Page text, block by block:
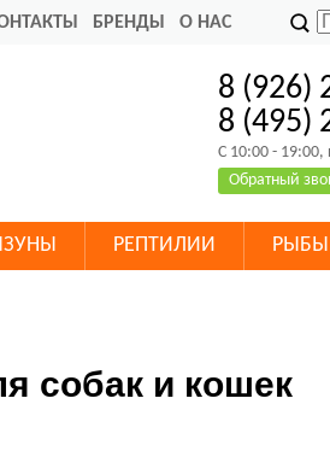
БРЕНДЫ О НАС
8 (926)
8 (495)
C 10:00 - 19:00,
Обратный
РЕПТИЛИИ РЫБЫ
собак и кошек